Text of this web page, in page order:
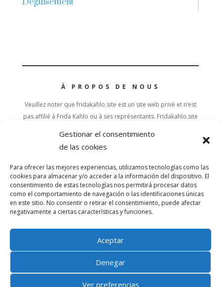
Gestionar el consentimiento
de las cookies
Para ofrecer las mejores experiencias, utilizamos tecnologías como las
cookies para almacenar y/o acceder a la información del dispositivo. El
consentimiento de estas tecnologías nos permitirá procesar datos
como el comportamiento de navegación o las identificaciones únicas
en este sitio. No consentir o retirar el consentimiento, puede afectar
negativamente a ciertas características y funciones.
Aceptar
Denegar
Ver preferencias
À PROPOS DE NOUS
Veuillez noter que fridakahlo.site est un site web privé et n’est
pas affilié à Frida Kahlo ou à ses représentants. Fridakahlo.site
LINKS
Sitemap
Politique en matière de cookies
SOCIAL